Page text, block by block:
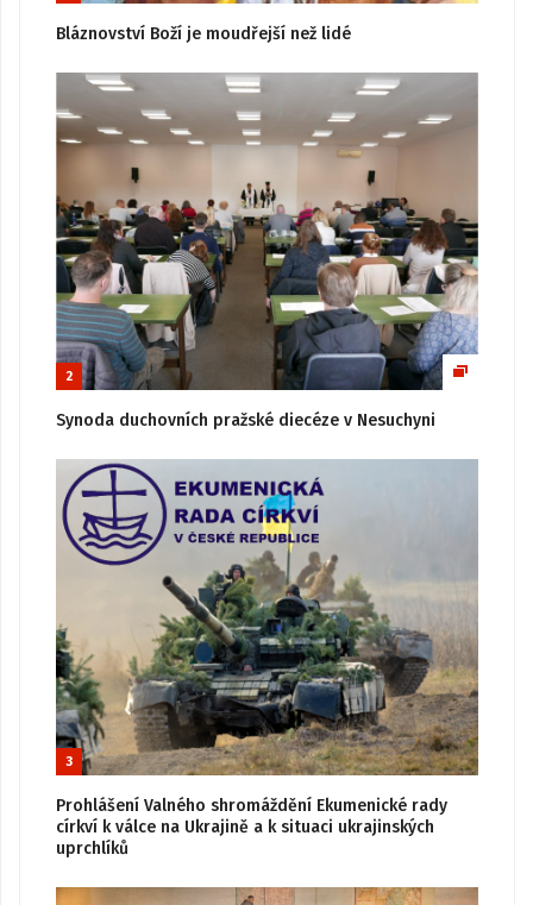
Bláznovství Boží je moudřejší než lidé
2
Synoda duchovních pražské diecéze v Nesuchyni
3
Prohlášení Valného shromáždění Ekumenické rady
církví k válce na Ukrajině a k situaci ukrajinských
uprchlíků